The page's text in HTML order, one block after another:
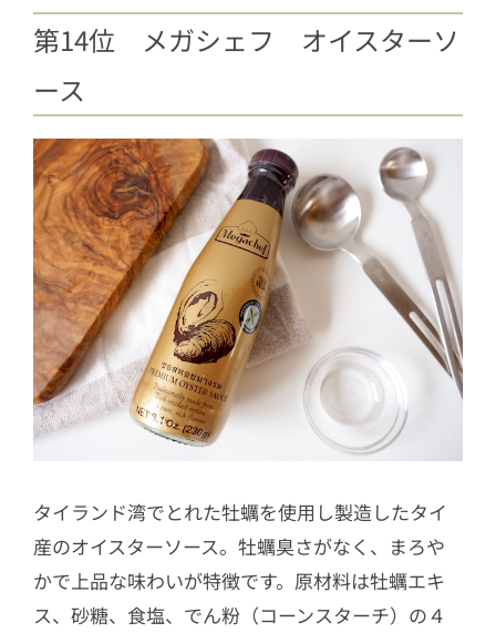
第14位 メガシェフ オイスターソ
ース
タイランド湾でとれた牡蠣を使用し製造したタイ
産のオイスターソース。牡蠣臭さがなく、まろや
かで上品な味わいが特徴です。原材料は牡蠣エキ
ス、砂糖、食塩、でん粉（コーンスターチ）の４